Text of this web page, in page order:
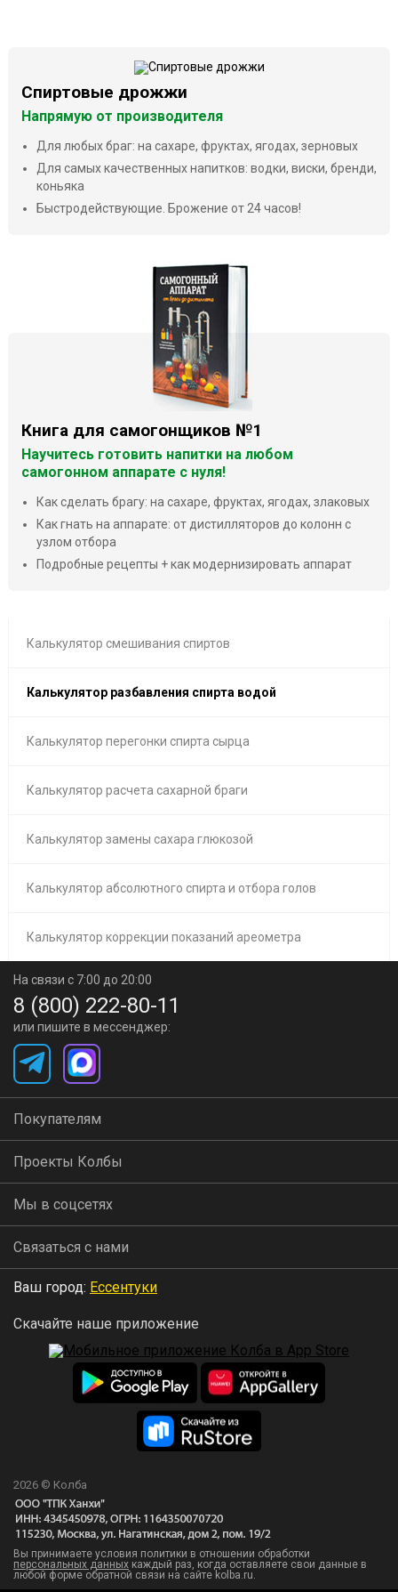
Калькулятор смешивания спиртов
Калькулятор разбавления спирта водой
Калькулятор перегонки спирта сырца
Калькулятор расчета сахарной браги
Калькулятор замены сахара глюкозой
Калькулятор абсолютного спирта и отбора голов
Калькулятор коррекции показаний ареометра
Спиртовые дрожжи
Напрямую от производителя
Для любых браг: на сахаре, фруктах, ягодах, зерновых
Для самых качественных напитков: водки, виски, бренди,
коньяка
Быстродействующие. Брожение от 24 часов!
Книга для самогонщиков №1
Научитесь готовить напитки на любом
самогонном аппарате с нуля!
Как сделать брагу: на сахаре, фруктах, ягодах, злаковых
Как гнать на аппарате: от дистилляторов до колонн с
узлом отбора
Подробные рецепты + как модернизировать аппарат
На связи с 7:00 до 20:00
8 (800) 222-80-11
или пишите в мессенджер:
Покупателям
Проекты Колбы
Мы в соцсетях
Связаться с нами
Ваш город: Ессентуки
Скачайте наше приложение
2026 © Колба
Вы принимаете условия политики в отношении обработки
персональных данных каждый раз, когда оставляете свои данные в
любой форме обратной связи на сайте kolba.ru.